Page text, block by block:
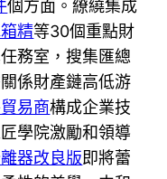
個方面。繚繞集成
精等30個重點財
務室，搜集匯總
係財產鏈高低游
易商構成企業技
學院激勵和領導
器改良版即將蕾